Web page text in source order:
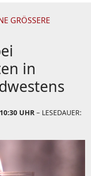
GRÖSSERE C
in
UHR – LESEDAUER: